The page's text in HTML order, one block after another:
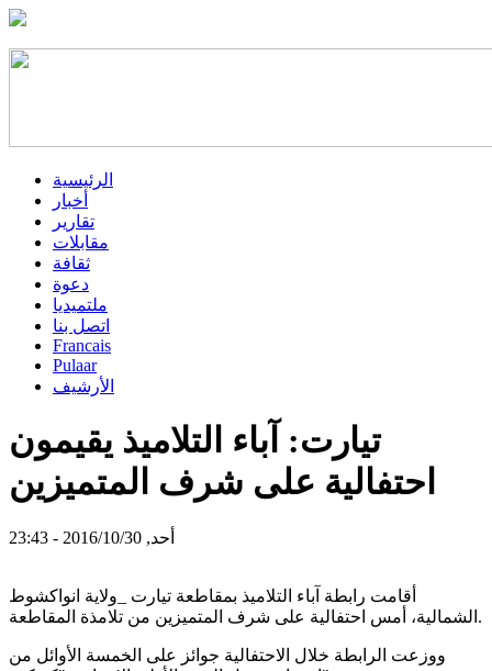
الرئيسية
أخبار
تقارير
مقابلات
ثقافة
دعوة
ملتميديا
اتصل بنا
Francais
Pulaar
الأرشيف
تيارت: آباء التلاميذ يقيمون
احتفالية على شرف المتميزين
أحد, 2016/10/30 - 23:43
أقامت رابطة آباء التلاميذ بمقاطعة تيارت _ولاية انواكشوط
الشمالية، أمس احتفالية على شرف المتميزين من تلامذة المقاطعة.
ووزعت الرابطة خلال الاحتفالية جوائز على الخمسة الأوائل من